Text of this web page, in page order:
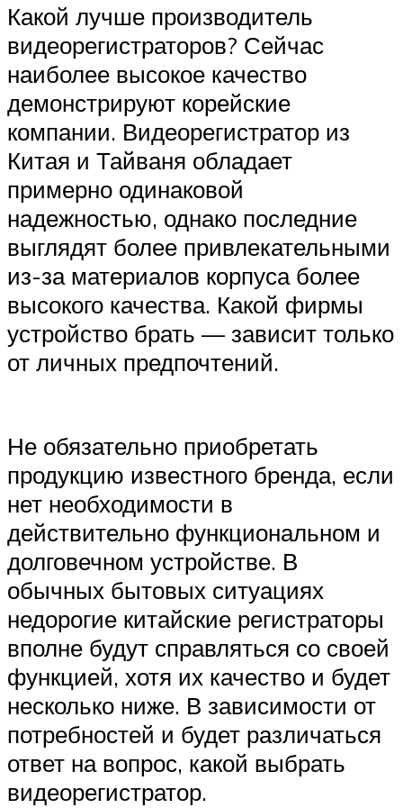
Какой лучше производитель
видеорегистраторов? Сейчас
наиболее высокое качество
демонстрируют корейские
компании. Видеорегистратор из
Китая и Тайваня обладает
примерно одинаковой
надежностью, однако последние
выглядят более привлекательными
из-за материалов корпуса более
высокого качества. Какой фирмы
устройство брать — зависит только
от личных предпочтений.
Не обязательно приобретать
продукцию известного бренда, если
нет необходимости в
действительно функциональном и
долговечном устройстве. В
обычных бытовых ситуациях
недорогие китайские регистраторы
вполне будут справляться со своей
функцией, хотя их качество и будет
несколько ниже. В зависимости от
потребностей и будет различаться
ответ на вопрос, какой выбрать
видеорегистратор.